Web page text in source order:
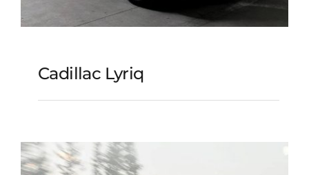
Cadillac Lyriq
Cadillac Lyriq